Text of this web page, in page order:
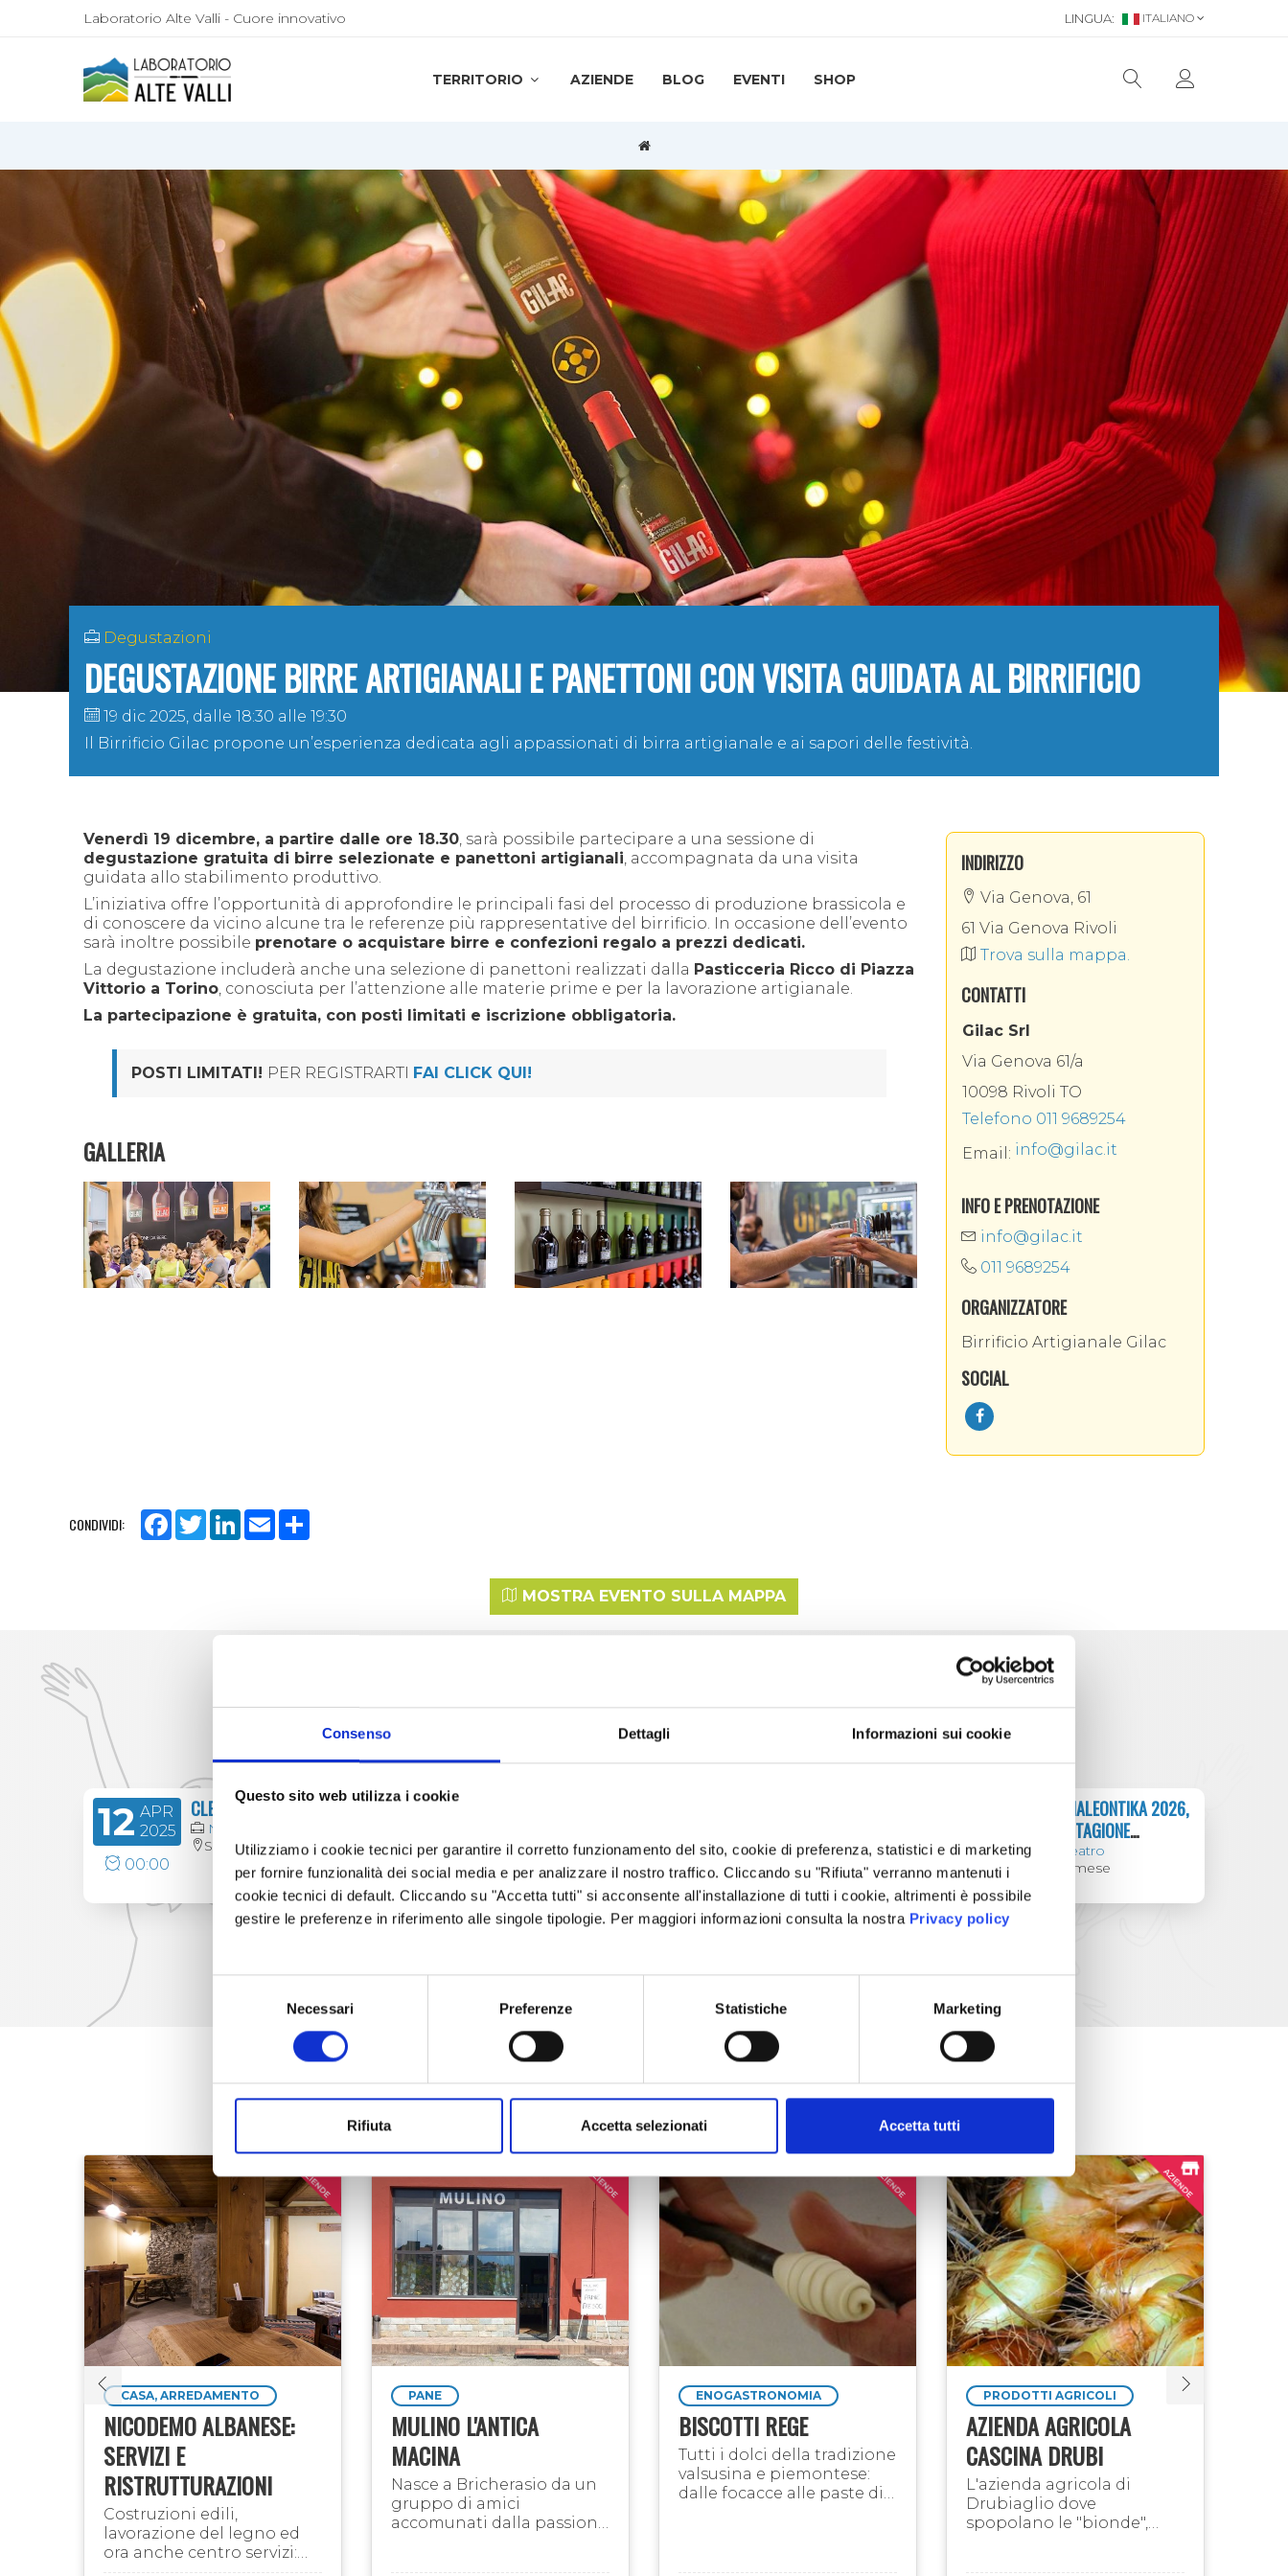
Consenso Dettagli Informazioni sui cookie
Questo sito web utilizza i cookie
Utilizziamo i cookie tecnici per garantire il corretto funzionamento del sito, cookie di preferenza, statistici e di marketing
per fornire funzionalità dei social media e per analizzare il nostro traffico. Cliccando su "Rifiuta" verranno mantenuti i
cookie tecnici di default. Cliccando su "Accetta tutti" si acconsente all'installazione di tutti i cookie, altrimenti è possibile
gestire le preferenze in riferimento alle singole tipologie. Per maggiori informazioni consulta la nostra Privacy policy
Necessari Preferenze Statistiche Marketing
Rifiuta Accetta selezionati Accetta tutti
Laboratorio Alte Valli - Cuore innovativo LINGUA: ITALIANO
TERRITORIO AZIENDE BLOG EVENTI SHOP
Degustazioni
DEGUSTAZIONE BIRRE ARTIGIANALI E PANETTONI CON VISITA GUIDATA AL BIRRIFICIO
19 dic 2025, dalle 18:30 alle 19:30
Il Birrificio Gilac propone un’esperienza dedicata agli appassionati di birra artigianale e ai sapori delle festività.
Venerdì 19 dicembre, a partire dalle ore 18.30, sarà possibile partecipare a una sessione di
degustazione gratuita di birre selezionate e panettoni artigianali, accompagnata da una visita
guidata allo stabilimento produttivo.
L’iniziativa offre l’opportunità di approfondire le principali fasi del processo di produzione brassicola e
di conoscere da vicino alcune tra le referenze più rappresentative del birrificio. In occasione dell’evento
sarà inoltre possibile prenotare o acquistare birre e confezioni regalo a prezzi dedicati.
La degustazione includerà anche una selezione di panettoni realizzati dalla Pasticceria Ricco di Piazza
Vittorio a Torino, conosciuta per l’attenzione alle materie prime e per la lavorazione artigianale.
La partecipazione è gratuita, con posti limitati e iscrizione obbligatoria.
POSTI LIMITATI! PER REGISTRARTI FAI CLICK QUI!
GALLERIA
INDIRIZZO
Via Genova, 61
61 Via Genova Rivoli
Trova sulla mappa.
CONTATTI
Gilac Srl
Via Genova 61/a
10098 Rivoli TO
Telefono 011 9689254
Email: info@gilac.it
INFO E PRENOTAZIONE
info@gilac.it
011 9689254
ORGANIZZATORE
Birrificio Artigianale Gilac
SOCIAL
CONDIVIDI: Facebook
TwitterLinkedIn
Email
MOSTRA EVENTO SULLA MAPPA
ALTRI APPUNTAMENTI
UN TERRITORIO VIVO E RICCO DI PROPOSTE
12 APR
2025
00:00
CLEANALP
Natura & Sport
San Didero
16:00
DELL'ABBAZIA DI
NOVALESA
Cultura e
Tradizione
Novalesa
00:00
Tradizione
Rivoli
21:00
CAMALEONTIKA 2026,
LA STAGIONE
TEATRALE DI ALMESE
Teatro
Almese
TUTTI GLI EVENTI
SCOPRI LE AZIENDE
CASA, ARREDAMENTO
NICODEMO ALBANESE:
SERVIZI E
RISTRUTTURAZIONI
Costruzioni edili,
lavorazione del legno ed
ora anche centro servizi:
un'azienda con 30 anni di
PANE
MULINO L'ANTICA
MACINA
Nasce a Bricherasio da un
gruppo di amici
accomunati dalla passione
ENOGASTRONOMIA
BISCOTTI REGE
Tutti i dolci della tradizione
valsusina e piemontese:
dalle focacce alle paste di
canestrelli...
PRODOTTI AGRICOLI
AZIENDA AGRICOLA
CASCINA DRUBI
L'azienda agricola di
Drubiaglio dove
spopolano le "bionde",